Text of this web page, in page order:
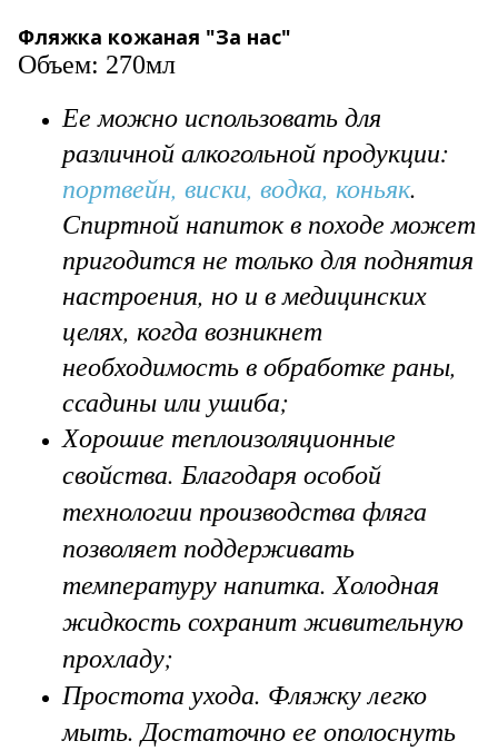
Фляжка кожаная "За нас"
Объем: 270мл
Ее можно использовать для
различной алкогольной продукции:
портвейн, виски, водка, коньяк.
Спиртной напиток в походе может
пригодится не только для поднятия
настроения, но и в медицинских
целях, когда возникнет
необходимость в обработке раны,
ссадины или ушиба;
Хорошие теплоизоляционные
свойства. Благодаря особой
технологии производства фляга
позволяет поддерживать
температуру напитка. Холодная
жидкость сохранит живительную
прохладу;
Простота ухода. Фляжку легко
мыть. Достаточно ее ополоснуть